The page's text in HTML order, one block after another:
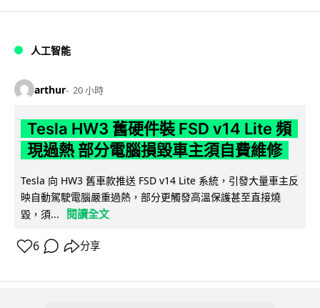
人工智能
arthur 20 小時
Tesla HW3 舊硬件裝 FSD v14 Lite 頻
現過熱 部分電腦損毀車主須自費維修
Tesla 向 HW3 舊車款推送 FSD v14 Lite 系統，引發大量車主反
映自動駕駛電腦嚴重過熱，部分更觸發高溫保護甚至直接燒
毀，須...
閱讀全文
6 分享